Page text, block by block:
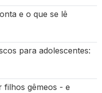
e o que se lê
para adolescentes:
filhos gêmeos - e